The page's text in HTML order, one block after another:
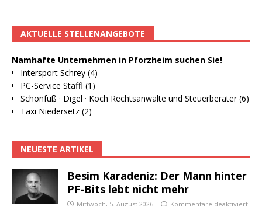
AKTUELLE STELLENANGEBOTE
Namhafte Unternehmen in Pforzheim suchen Sie!
Intersport Schrey (4)
PC-Service Staffl (1)
Schönfuß · Digel · Koch Rechtsanwälte und Steuerberater (6)
Taxi Niedersetz (2)
NEUESTE ARTIKEL
Besim Karadeniz: Der Mann hinter
PF-Bits lebt nicht mehr
Mittwoch, 5. August 2026 Kommentare deaktiviert